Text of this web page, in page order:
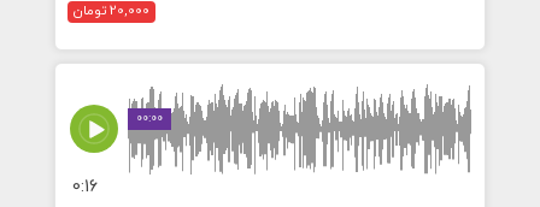
20,000 تومان
00:00
0:16